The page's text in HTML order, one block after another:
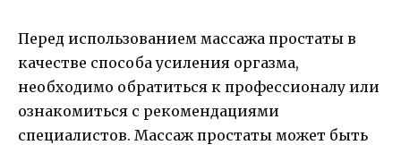
Перед использованием массажа простаты в
качестве способа усиления оргазма,
необходимо обратиться к профессионалу или
ознакомиться с рекомендациями
специалистов. Массаж простаты может быть